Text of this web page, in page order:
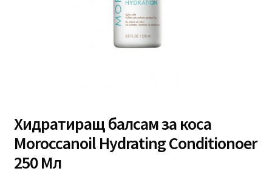
Професионално оборудване
Хидратиращ балсам за коса
Moroccanoil Hydrating Conditionoer
250 Мл